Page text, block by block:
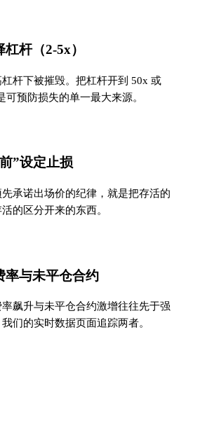
杆（2-5x）
杆下被摧毁。把杠杆开到 50x 或
可预防损失的单一最大来源。
”设定止损
承诺出场价的纪律，就是把存活的
的区分开来的东西。
率与未平仓合约
飙升与未平仓合约激增往往先于强
们的实时数据页面追踪两者。